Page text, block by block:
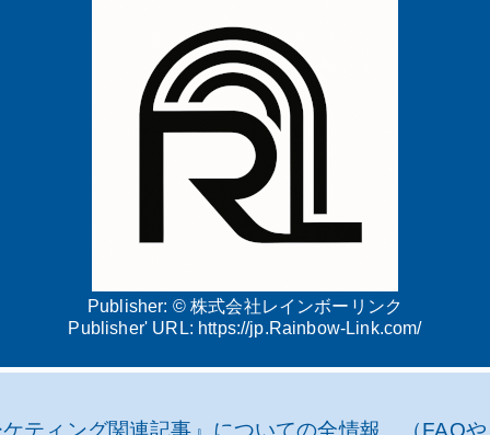
Publisher: ©株式会社レインボーリンク
Publisher' URL: https://jp.Rainbow-Link.com/
ティング関連記事』についての全情報 （FAQや